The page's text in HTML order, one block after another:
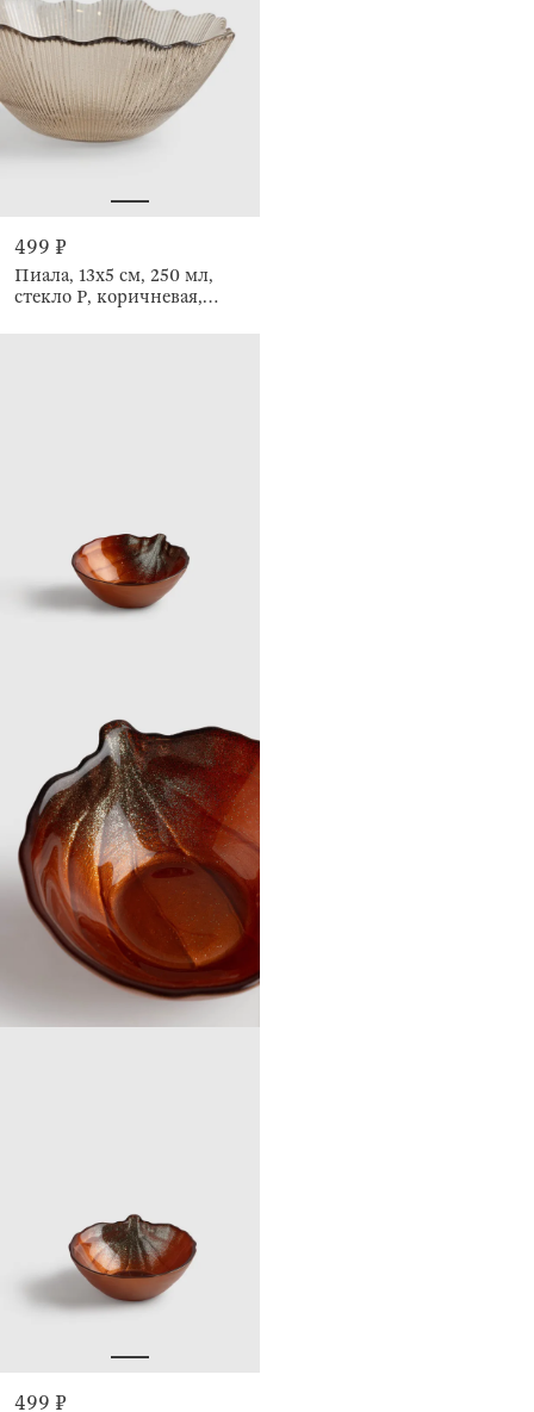
499 ₽
Пиала, 13х5 см, 250 мл,
стекло Р, коричневая,
499 ₽